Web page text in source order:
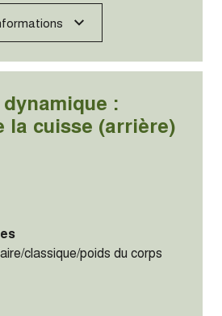
:
la cuisse (arrière)
classique/poids du corps